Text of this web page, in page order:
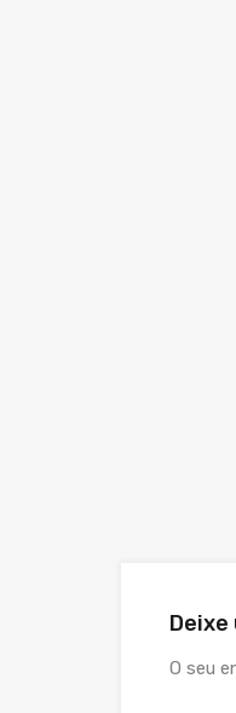
O seu